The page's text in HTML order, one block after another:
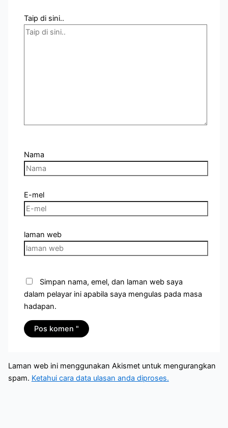
Taip di sini..
Nama
E-mel
laman web
Simpan nama, emel, dan laman web saya
dalam pelayar ini apabila saya mengulas pada masa
hadapan.
Laman web ini menggunakan Akismet untuk mengurangkan
spam. Ketahui cara data ulasan anda diproses.